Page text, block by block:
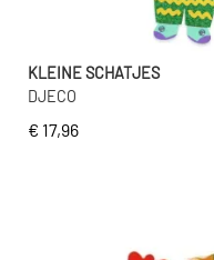
KLEINE SCHATJES
DJECO
€ 17,96